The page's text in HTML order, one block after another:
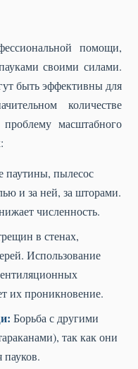
помощи,
своими силами.
быть эффективны для
количестве
масштабного
паутины, пылесос
и за ней, за шторами.
численность.
в стенах,
Использование
их проникновение.
Борьба с другими
так как они